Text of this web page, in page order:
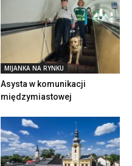
MIJANKA NA RYNKU
Asysta w komunikacji
międzymiastowej